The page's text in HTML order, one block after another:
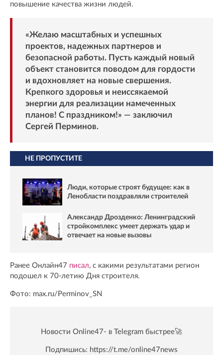
повышение качества жизни людей.
«Желаю масштабных и успешных
проектов, надежных партнеров и
безопасной работы. Пусть каждый новый
объект становится поводом для гордости
и вдохновляет на новые свершения.
Крепкого здоровья и неиссякаемой
энергии для реализации намеченных
планов! С праздником!» — заключил
Сергей Перминов.
НЕ ПРОПУСТИТЕ
Люди, которые строят будущее: как в
Ленобласти поздравляли строителей
Александр Дрозденко: Ленинградский
стройкомплекс умеет держать удар и
отвечает на новые вызовы
Ранее Онлайн47 писал, с какими результатами регион
подошел к 70-летию Дня строителя.
Фото: max.ru/Perminov_SN
Новости Online47- в Telegram быстрее🚀
Подпишись: https://t.me/online47news